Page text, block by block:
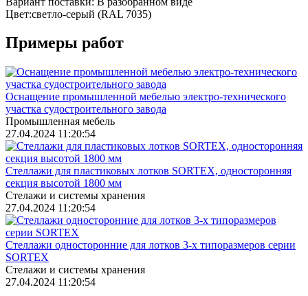
Цвет:светло-серый (RAL 7035)
Примеры работ
Оснащение промышленной мебелью электро-технического
участка судостроительного завода
Промышленная мебель
27.04.2024 11:20:54
Стеллажи для пластиковых лотков SORTEX, односторонняя
секция высотой 1800 мм
Стелажи и системы хранения
27.04.2024 11:20:54
Стеллажи односторонние для лотков 3-х типоразмеров серии
SORTEX
Стелажи и системы хранения
27.04.2024 11:20:54